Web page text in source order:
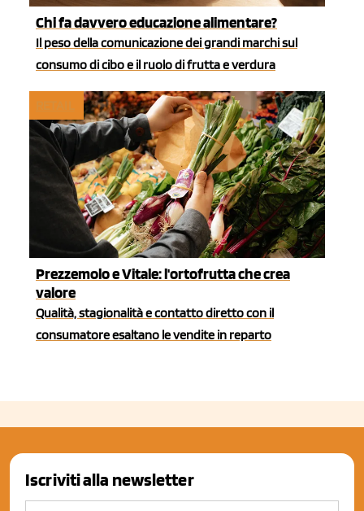
Chi fa davvero educazione alimentare?
Il peso della comunicazione dei grandi marchi sul
consumo di cibo e il ruolo di frutta e verdura
Prezzemolo e Vitale: l'ortofrutta che crea
valore
Qualità, stagionalità e contatto diretto con il
consumatore esaltano le vendite in reparto
Iscriviti alla newsletter